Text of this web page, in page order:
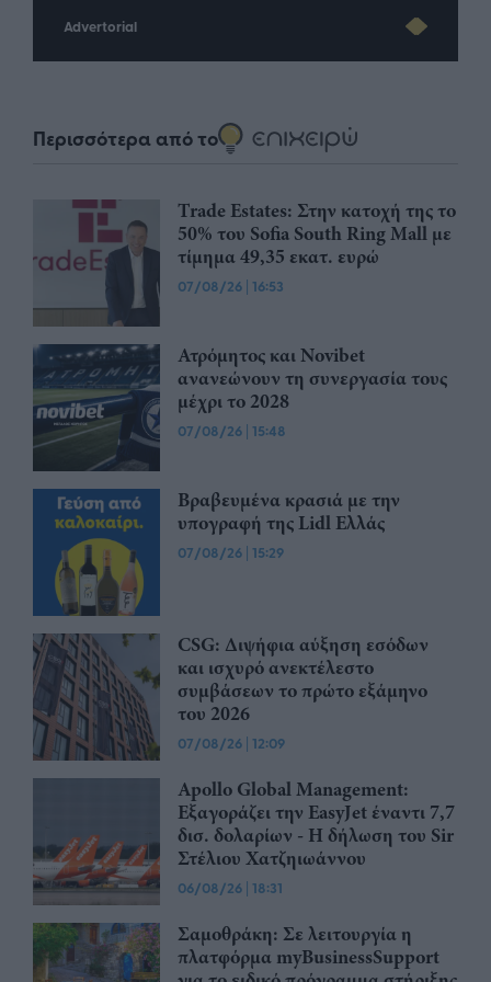
Advertorial
Περισσότερα από το
Trade Estates: Στην κατοχή της το
50% του Sofia South Ring Mall με
τίμημα 49,35 εκατ. ευρώ
07/08/26 | 16:53
Ατρόμητος και Novibet
ανανεώνουν τη συνεργασία τους
μέχρι το 2028
07/08/26 | 15:48
Βραβευμένα κρασιά με την
υπογραφή της Lidl Ελλάς
07/08/26 | 15:29
CSG: Διψήφια αύξηση εσόδων
και ισχυρό ανεκτέλεστο
συμβάσεων το πρώτο εξάμηνο
του 2026
07/08/26 | 12:09
Apollo Global Management:
Εξαγοράζει την EasyJet έναντι 7,7
δισ. δολαρίων - Η δήλωση του Sir
Στέλιου Χατζηιωάννου
06/08/26 | 18:31
Σαμοθράκη: Σε λειτουργία η
πλατφόρμα myBusinessSupport